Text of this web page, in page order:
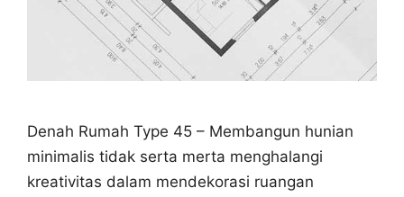
Denah Rumah Type 45 – Membangun hunian
minimalis tidak serta merta menghalangi
kreativitas dalam mendekorasi ruangan